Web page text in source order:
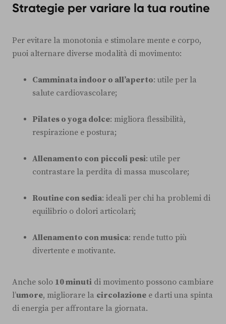
Strategie per variare la tua routine
Per evitare la monotonia e stimolare mente e corpo,
puoi alternare diverse modalità di movimento:
Camminata indoor o all’aperto: utile per la
salute cardiovascolare;
Pilates o yoga dolce: migliora flessibilità,
respirazione e postura;
Allenamento con piccoli pesi: utile per
contrastare la perdita di massa muscolare;
Routine con sedia: ideali per chi ha problemi di
equilibrio o dolori articolari;
Allenamento con musica: rende tutto più
divertente e motivante.
Anche solo 10 minuti di movimento possono cambiare
l’umore, migliorare la circolazione e darti una spinta
di energia per affrontare la giornata.